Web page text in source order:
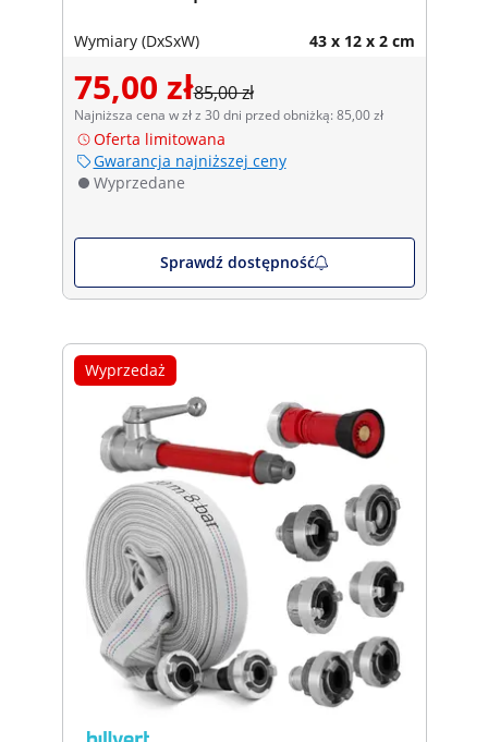
Wymiary (DxSxW) 43 x 12 x 2 cm
75,00 zł85,00 zł
Najniższa cena w zł z 30 dni przed obniżką: 85,00 zł
Oferta limitowana
Gwarancja najniższej ceny
Wyprzedane
Sprawdź dostępność
Wyprzedaż